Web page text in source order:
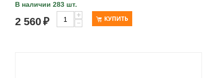
В наличии 283 шт.
2 560₽
+
−
КУПИТЬ